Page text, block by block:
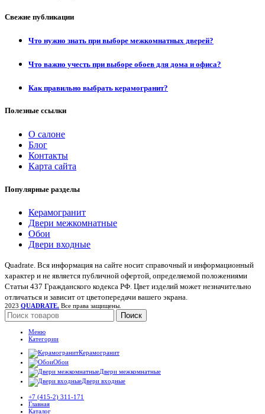
Свежие публикации
Что нужно знать при выборе межкомнатных дверей?
Что важно учесть при выборе обоев для дома и офиса?
Как правильно выбрать керамогранит?
Полезные ссылки
О салоне
Блог
Контакты
Карта сайта
Популярные разделы
Керамогранит
Двери межкомнатные
Обои
Двери входные
Quadrate. Вся информация на сайте носит справочный и информационный
характер и не является публичной офертой, определяемой положениями
Статьи 437 Гражданского кодекса РФ. Цвет изделий может незначительно
отличаться и зависит от цветопередачи вашего экрана.
2023 QUADRATE. Все права защищены.
Поиск
Меню
Категории
Керамогранит
Обои
Двери межкомнатные
Двери входные
+7 (415-2) 311-171
Главная
Каталог